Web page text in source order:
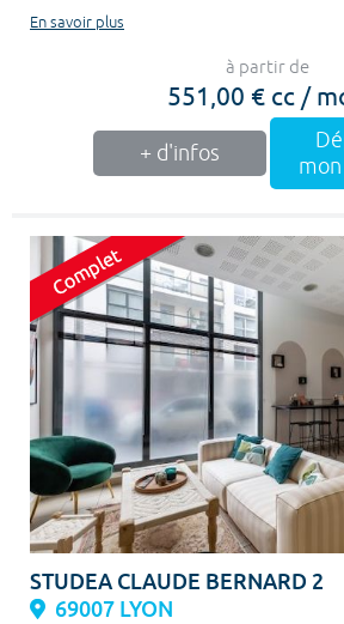
En savoir plus
à partir de
551,00 € cc /
+ d'infos
STUDEA CLAUDE BERNARD 2
69007 LYON